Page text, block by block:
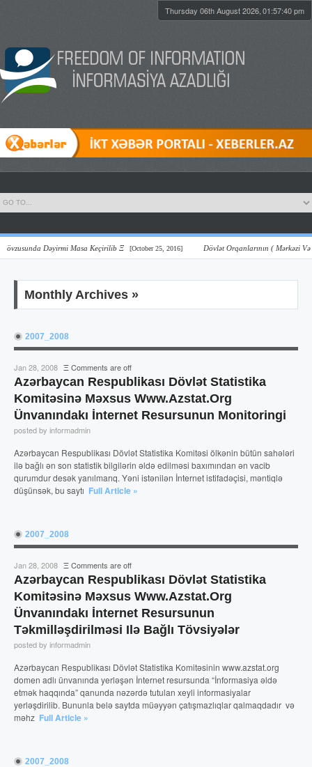
Thursday 06th August 2026, 01:57:40 pm
Dəyirmi Masa Keçirilib Ξ [October 25, 2016] Dövlət Orqanlarının ( Mərkəzi Və Yerli
Monthly Archives »
2007_2008
Jan 28, 2008 ΞComments are off
Azərbaycan Respublikası Dövlət Statistika
Komitəsinə Məxsus Www.azstat.org
Ünvanındakı İnternet Resursunun Monitoringi
posted by informadmin
Azərbaycan Respublikası Dövlət Statistika Komitəsi ölkənin bütün sahələri
ilə bağlı ən son statistik bilgilərin əldə edilməsi baxımından ən vacib
qurumdur desək yanılmarıq. Yəni istənilən İnternet istifadəçisi, məntiqlə
düşünsək, bu saytı Full Article »
2007_2008
Jan 28, 2008 ΞComments are off
Azərbaycan Respublikası Dövlət Statistika
Komitəsinə Məxsus Www.azstat.org
Ünvanındakı İnternet Resursunun
Təkmilləşdirilməsi Ilə Bağlı Tövsiyələr
posted by informadmin
Azərbaycan Respublikası Dövlət Statistika Komitəsinin www.azstat.org
domen adlı ünvanında yerləşən İnternet resursunda “İnformasiya əldə
etmək haqqında” qanunda nəzərdə tutulan xeyli informasiyalar
yerləşdirilib. Bununla belə saytda müəyyən çatışmazlıqlar qalmaqdadır və
məhz Full Article »
2007_2008